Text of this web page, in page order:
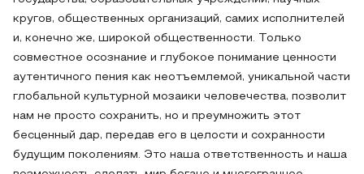
кругов, общественных организаций, самих исполнителей
и, конечно же, широкой общественности. Только
совместное осознание и глубокое понимание ценности
аутентичного пения как неотъемлемой, уникальной части
глобальной культурной мозаики человечества, позволит
нам не просто сохранить, но и преумножить этот
бесценный дар, передав его в целости и сохранности
будущим поколениям. Это наша ответственность и наша